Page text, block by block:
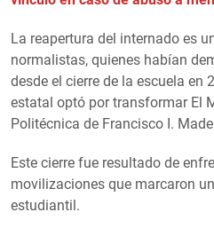
La reapertura del internado es
normalistas, quienes habían
desde el cierre de la escuela en
estatal optó por transformar El
Politécnica de Francisco I.
Este cierre fue resultado de
movilizaciones que marcaron
estudiantil.